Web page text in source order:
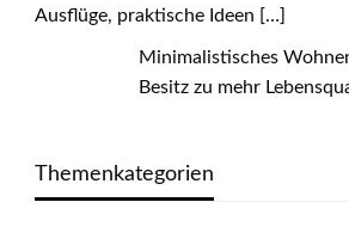
Ausflüge, praktische Ideen […]
Minimalistisches
Besitz zu mehr
Themenkategorien